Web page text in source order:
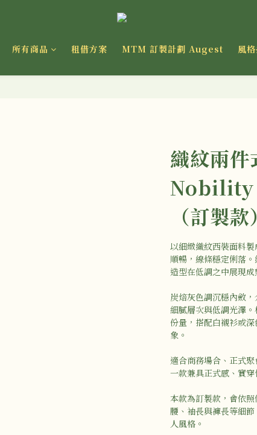
所有商品 租借方案 MTM 訂製計劃 Augest 風
織紋兩件
Nobility
（訂製
以細緻織紋西裝面料
順暢，線條穩定俐落
造型在低調之中展現
炭焙灰色調沉穩內斂
細膩層次與低調光澤
份量，搭配白襯衫或
象。
適合商務場合、正式
一款兼具正式感、實
本款為訂製款，會依
腰、袖長與褲長等細
人風格。